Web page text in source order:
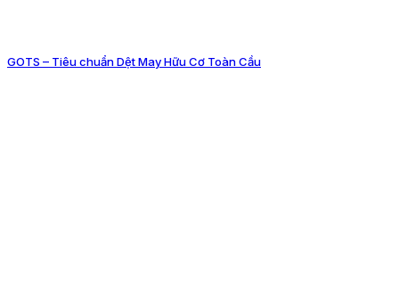
GOTS – Tiêu chuẩn Dệt May Hữu Cơ Toàn Cầu